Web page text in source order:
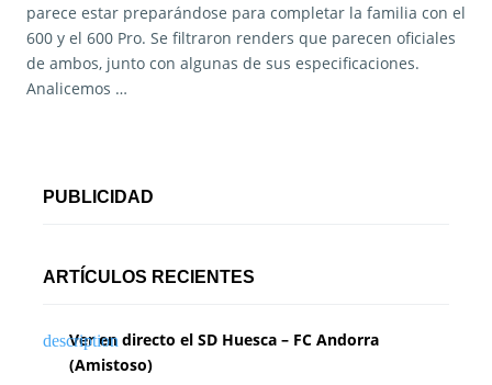
parece estar preparándose para completar la familia con el
600 y el 600 Pro. Se filtraron renders que parecen oficiales
de ambos, junto con algunas de sus especificaciones.
Analicemos …
PUBLICIDAD
ARTÍCULOS RECIENTES
Ver en directo el SD Huesca – FC Andorra
(Amistoso)